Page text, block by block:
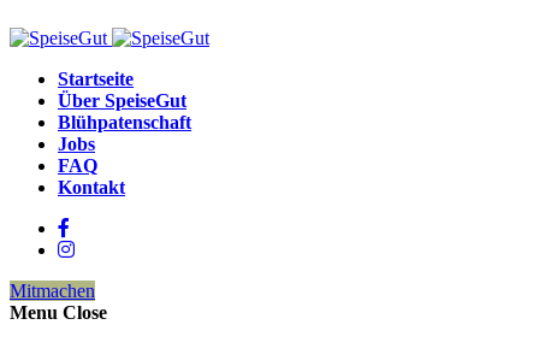
Startseite
Über SpeiseGut
Blühpatenschaft
Jobs
FAQ
Kontakt
Mitmachen
Menu Close